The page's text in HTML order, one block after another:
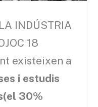
INDÚSTRIA
18
existeixen a
i estudis
30%